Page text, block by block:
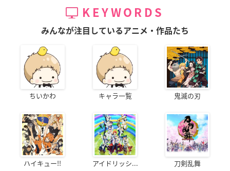
KEYWORDS
みんなが注目しているアニメ・作品たち
ちいかわ キャラ一覧 鬼滅の刃
ハイキュー!! アイドリッシ... 刀剣乱舞